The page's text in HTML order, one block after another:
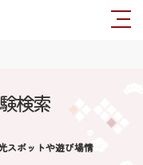
検索
スポットや遊び場情